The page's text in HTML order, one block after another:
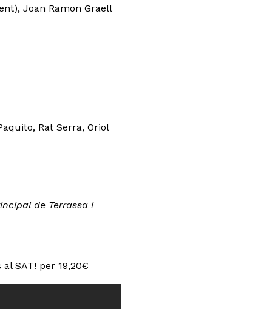
Joan Ramon Graell
Rat Serra, Oriol
de Terrassa i
SAT! per 19,20€